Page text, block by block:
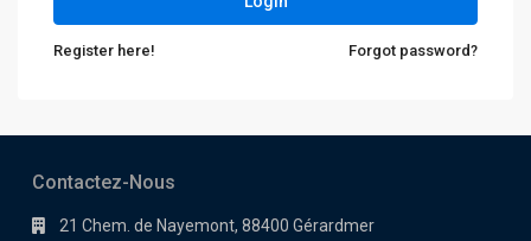
Register here! Forgot password?
Contactez-Nous
21 Chem. de Nayemont, 88400 Gérardmer